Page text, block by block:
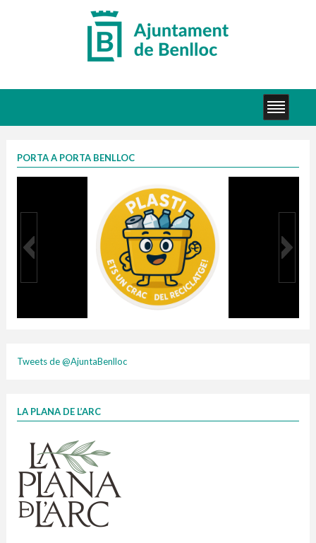
PORTA A PORTA BENLLOC
1 contenidors intel·ligents
Finançat per la Unió Europea – NextGenerationEU
Tweets de @AjuntaBenlloc
LA PLANA DE L’ARC